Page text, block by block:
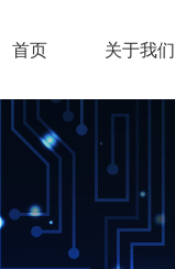
首页 关于我们